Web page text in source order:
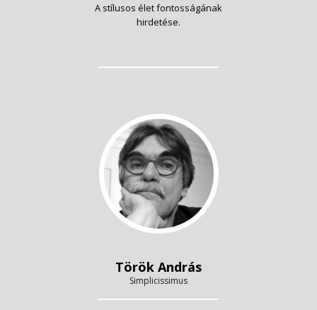
A stílusos élet fontosságának
hirdetése.
Török András
Simplicissimus